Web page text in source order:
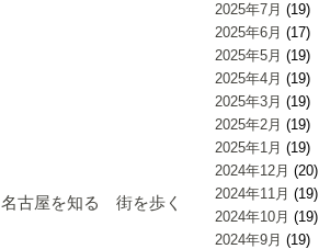
2025年7月 (19)
2025年6月 (17)
2025年5月 (19)
2025年4月 (19)
2025年3月 (19)
2025年2月 (19)
2025年1月 (19)
2024年12月 (20)
2024年11月 (19)
2024年10月 (19)
2024年9月 (19)
名古屋を知る 街を歩く